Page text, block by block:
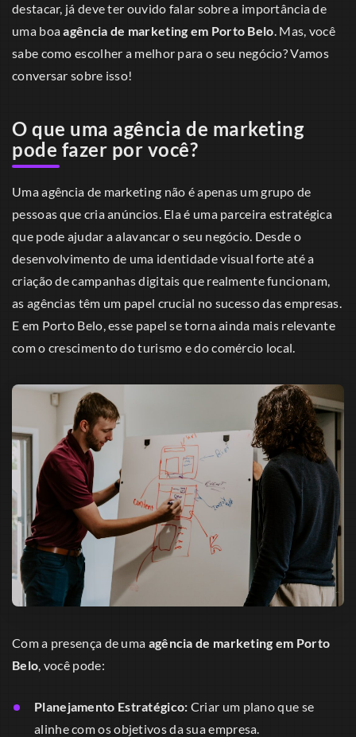
destacar, já deve ter ouvido falar sobre a importância de
uma boaagência de marketing em Porto Belo. Mas, você
sabe como escolher a melhor para o seu negócio? Vamos
conversar sobre isso!
O que uma agência de marketing
pode fazer por você?
Uma agência de marketing não é apenas um grupo de
pessoas que cria anúncios. Ela é uma parceira estratégica
que pode ajudar a alavancar o seu negócio. Desde o
desenvolvimento de uma identidade visual forte até a
criação de campanhas digitais que realmente funcionam,
as agências têm um papel crucial no sucesso das empresas.
E em Porto Belo, esse papel se torna ainda mais relevante
com o crescimento do turismo e do comércio local.
Com a presença de uma agência de marketing em Porto
Belo , você pode:
Planejamento Estratégico: Criar um plano que se
alinhe com os objetivos da sua empresa.